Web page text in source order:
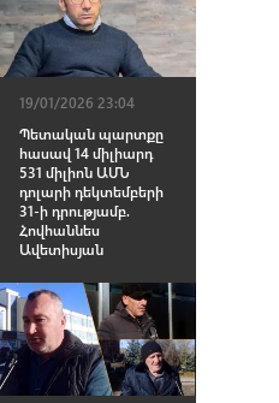
19/01/2026 23:04
Պետական պարտքը
հասավ 14 միլիարդ
531 միլիոն ԱՄՆ
դոլարի դեկտեմբերի
31-ի դրությամբ.
Հովհաննես
Ավետիսյան